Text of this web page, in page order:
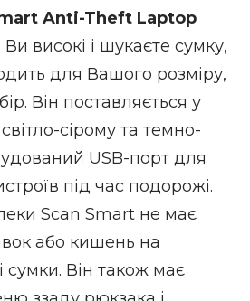
Anti-Theft Laptop
високі і шукаєте сумку,
для Вашого розміру,
Він поставляється у
сірому та темно-
USB-порт для
під час подорожі.
Scan Smart не має
або кишень на
сумки. Він також має